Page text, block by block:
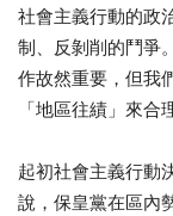
社會主義行動的政
制、反剝削的鬥爭
作故然重要，但我
「地區往績」來合
起初社會主義行動
說，保皇黨在區內